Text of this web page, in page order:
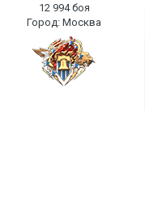
12 994 боя
Город:Москва